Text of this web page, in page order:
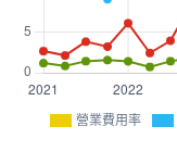
營業費用率